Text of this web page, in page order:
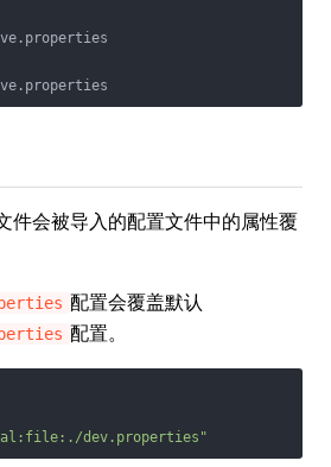
件会被导入的配置文件中的属性覆
配置会覆盖默认
配置。
dev.properties"